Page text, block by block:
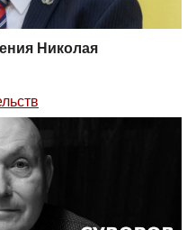
Николая